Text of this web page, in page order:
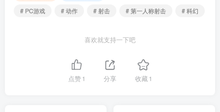
# PC游戏
# 动作 # 射击 # 第一人称射击 # 科幻
喜欢就支持一下吧
点赞1 分享 收藏1